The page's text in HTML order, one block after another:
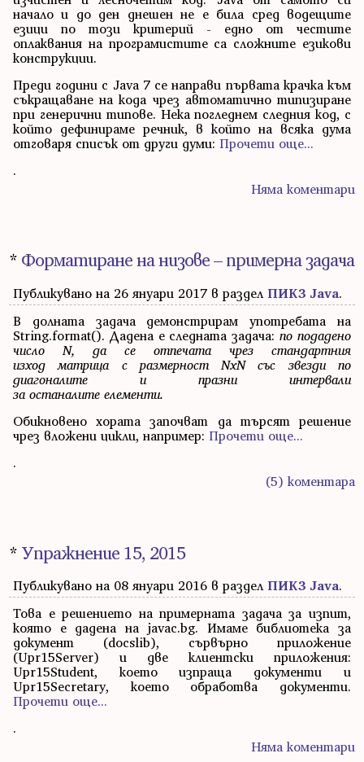
начало и до ден днешен не е била сред водещите
езици по този критерий - едно от честите
оплаквания на програмистите са сложните езикови
конструкции.
Преди години с Java 7 се направи първата крачка към
съкращаване на кода чрез автоматично типизиране
при генерични типове. Нека погледнем следния код, с
който дефинираме речник, в който на всяка дума
отговаря списък от други думи: Прочети още...
.
Няма коментари
* Форматиране на низове – примерна задача
Публикувано на 26 януари 2017 в раздел ПИК3 Java.
В долната задача демонстрирам употребата на
String.format(). Дадена е следната задача:по подадено
число N, да се отпечата чрез стандартния
изход матрица с размерност NxN със звезди по
диагоналите и празни интервали
за останалите елементи.
Обикновено хората започват да търсят решение
чрез вложени цикли, например: Прочети още...
.
(5) коментара
* Упражнение 15, 2015
Публикувано на 08 януари 2016 в раздел ПИК3 Java.
Това е решението на примерната задача за изпит,
която е дадена на javac.bg. Имаме библиотека за
документ (docslib), сървърно приложение
(Upr15Server) и две клиентски приложения:
Upr15Student, което изпраща документи и
Upr15Secretary, което обработва документи.
Прочети още...
.
Няма коментари